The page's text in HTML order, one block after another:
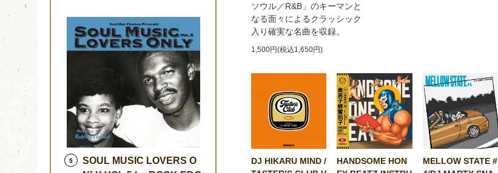
ソウル／R&B」のキーマンと
なる面々によるクラッシック
入り確実な名曲を収録。
1,500円(税込1,650円)
DJ HIKARU MIND /
HANDSOME HON
MELLOW STATE #
5
SOUL MUSIC LOVERS O